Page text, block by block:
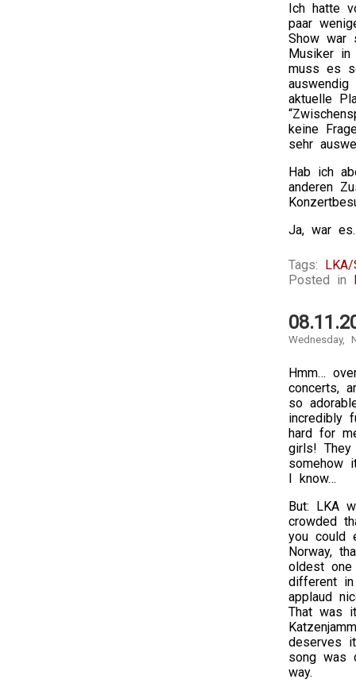
Ich hatte
paar
Show war
Musiker in
muss es
aktuelle
keine
sehr
Hab ich
anderen
Ja, war
Tags:
Posted in
Wednesday,
Hmm…
concerts,
so
incredibly
hard for
girls!
somehow
I know…
But: LKA
crowded
you could
Norway,
oldest one
different
applaud
That was
deserves
song was
way.